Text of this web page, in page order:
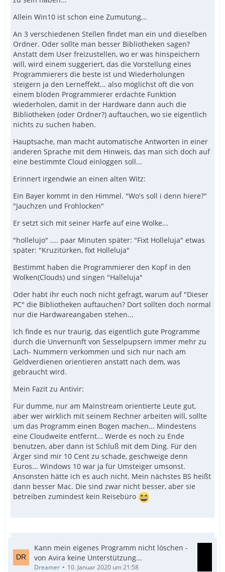
Allein Win10 ist schon eine Zumutung...
An 3 verschiedenen Stellen findet man ein und dieselben
Ordner. Oder sollte man besser Bibliotheken sagen?
Anstatt dem User freizustellen, wo er was hinspeichern
will, wird einem suggeriert, das die Vorstellung eines
Programmierers die beste ist und Wiederholungen
steigern ja den Lerneffekt... also möglichst oft die von
einem blöden Programmierer erdachte Funktion
wiederholen, damit in der Hardware dann auch die
Bibliotheken (oder Ordner?) auftauchen, wo sie eigentlich
nichts zu suchen haben.
Hauptsache, man macht automatische Antworten in einer
anderen Sprache mit dem Hinweis, das man sich doch auf
eine bestimmte Cloud einloggen soll...
Erinnert irgendwie an einen alten Witz:
Ein Bayer kommt in den Himmel. "Wo's soll i denn hiere?"
"Jauchzen und Frohlocken"
Er setzt sich mit seiner Harfe auf eine Wolke...
"hollelujo" .... paar Minuten später: "Fixt Holleluja" etwas
später: "Kruzitürken, fixt Holleluja"
Bestimmt haben die Programmierer den Kopf in den
Wolken(Clouds) und singen "Halleluja"
Oder habt ihr euch noch nicht gefragt, warum auf "Dieser
PC" die Bibliotheken auftauchen? Dort sollten doch normal
nur die Hardwareangaben stehen...
Ich finde es nur traurig, das eigentlich gute Programme
durch die Unvernunft von Sesselpupsern immer mehr zu
Lach- Nummern verkommen und sich nur nach am
Geldverdienen orientieren anstatt nach dem, was
gebraucht wird.
Mein Fazit zu Antivir:
Für dumme, nur am Mainstream orientierte Leute gut,
aber wer wirklich mit seinem Rechner arbeiten will, sollte
um das Programm einen Bogen machen... Mindestens
eine Cloudweite entfernt... Werde es noch zu Ende
benutzen, aber dann ist Schluß mit dem Ding. Für den
Ärger sind mir 10 Cent zu schade, geschweige denn
Euros... Windows 10 war ja für Umsteiger umsonst.
Ansonsten hätte ich es auch nicht. Mein nächstes BS heißt
dann besser Mac. Die sind zwar nicht besser, aber sie
betreiben zumindest kein Reisebüro
Kann mein eigenes Programm nicht löschen -
von Avira keine Unterstützung...
Dreamer 10. Januar 2020 um 21:58